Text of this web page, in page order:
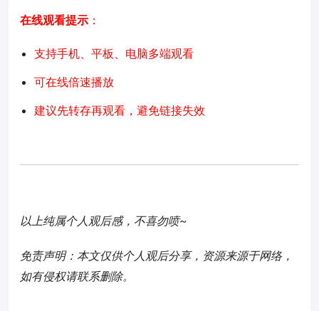
在线观看提示 ：
支持手机、平板、电脑多端观看
可在线倍速播放
建议先转存再观看，避免链接失效
以上纯属个人观后感，不喜勿喷~
免责声明：本文仅供个人观后分享，资源来源于网络，
如有侵权请联系删除。